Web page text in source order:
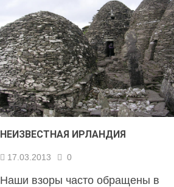
НЕИЗВЕСТНАЯ ИРЛАНДИЯ
17.03.2013 0
Наши взоры часто обращены в